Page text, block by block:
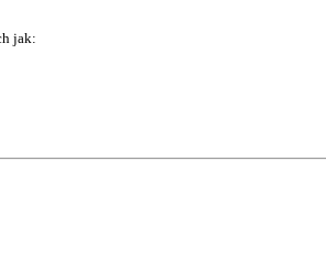
jak: